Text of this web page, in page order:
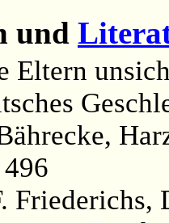
und
Eltern
Friederichs,